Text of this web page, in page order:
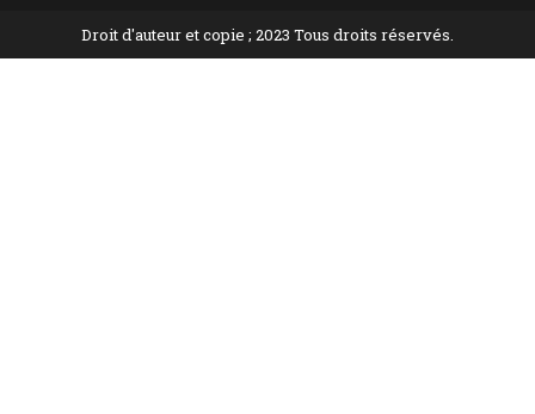
Droit d'auteur et copie ; 2023 Tous droits réservés.